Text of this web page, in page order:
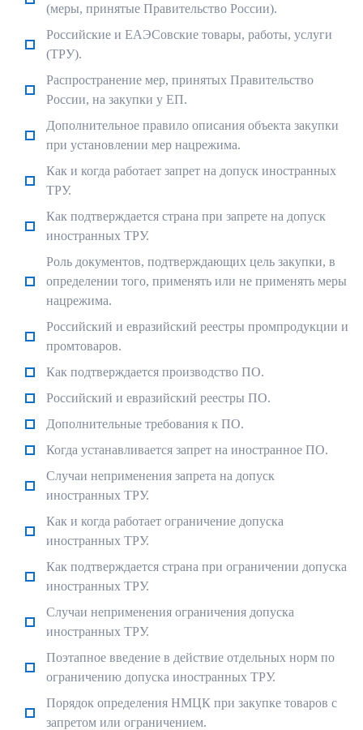
(меры, принятые Правительство России).
Российские и ЕАЭСовские товары, работы, услуги
(ТРУ).
Распространение мер, принятых Правительство
России, на закупки у ЕП.
Дополнительное правило описания объекта закупки
при установлении мер нацрежима.
Как и когда работает запрет на допуск иностранных
ТРУ.
Как подтверждается страна при запрете на допуск
иностранных ТРУ.
Роль документов, подтверждающих цель закупки, в
определении того, применять или не применять меры
нацрежима.
Российский и евразийский реестры промпродукции и
промтоваров.
Как подтверждается производство ПО.
Российский и евразийский реестры ПО.
Дополнительные требования к ПО.
Когда устанавливается запрет на иностранное ПО.
Случаи неприменения запрета на допуск
иностранных ТРУ.
Как и когда работает ограничение допуска
иностранных ТРУ.
Как подтверждается страна при ограничении допуска
иностранных ТРУ.
Случаи неприменения ограничения допуска
иностранных ТРУ.
Поэтапное введение в действие отдельных норм по
ограничению допуска иностранных ТРУ.
Порядок определения НМЦК при закупке товаров с
запретом или ограничением.